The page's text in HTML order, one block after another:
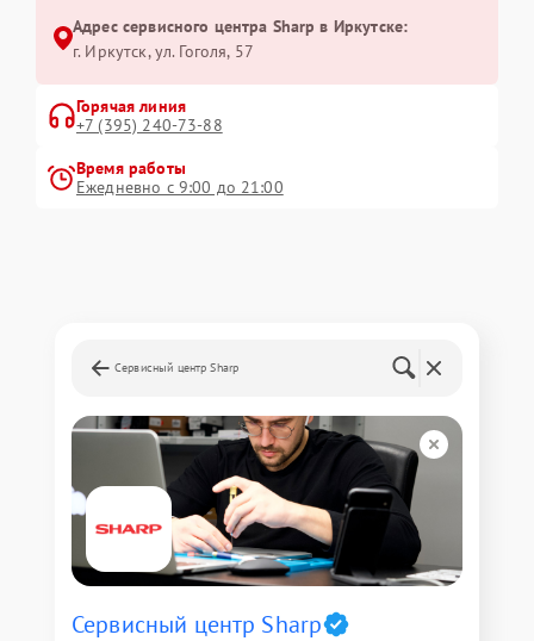
Адрес сервисного центра Sharp в Иркутске:
г. Иркутск, ул. ​Гоголя, 57
Горячая линия
+7 (395) 240-73-88
Время работы
Ежедневно с 9:00 до 21:00
Сервисный центр Sharp
Сервисный центр Sharp